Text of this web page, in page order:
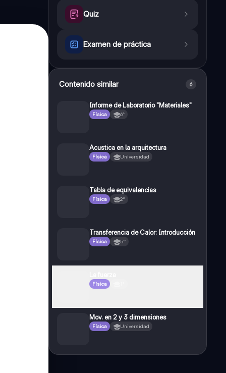
Quiz
Examen de práctica
Contenido similar 6
Informe de Laboratorio "Materiales"
Física 6°
Acustica en la arquitectura
Física Universidad
Tabla de equivalencias
Física 2°
Transferencia de Calor: Introducción
Física 5°
Física
Mov. en 2 y 3 dimensiones
Física Universidad